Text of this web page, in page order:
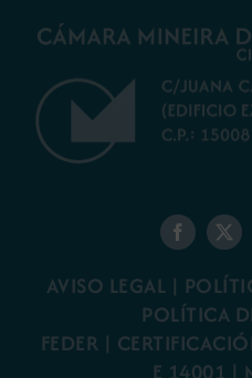
AVISO LEGAL |
POLÍTICA
FEDER |